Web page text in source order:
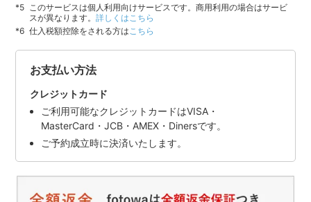
このサービスは個人利用向けサービスです。商用利用の場合はサービ
スが異なります。詳しくはこちら
仕入税額控除をされる方は こちら
お支払い方法
クレジットカード
ご利用可能なクレジットカードはVISA・
MasterCard・JCB・AMEX・Dinersです。
ご予約成立時に決済いたします。